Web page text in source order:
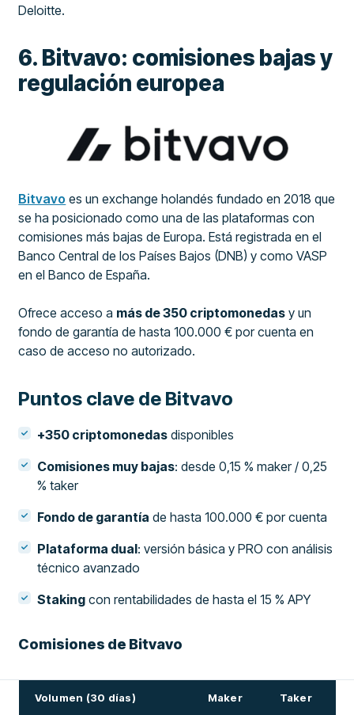
Deloitte.
6. Bitvavo: comisiones bajas y
regulación europea
Bitvavo es un exchange holandés fundado en 2018 que
se ha posicionado como una de las plataformas con
comisiones más bajas de Europa. Está registrada en el
Banco Central de los Países Bajos (DNB) y como VASP
en el Banco de España.
Ofrece acceso a más de 350 criptomonedas y un
fondo de garantía de hasta 100.000 € por cuenta en
caso de acceso no autorizado.
Puntos clave de Bitvavo
+350 criptomonedas disponibles
Comisiones muy bajas: desde 0,15 % maker / 0,25
% taker
Fondo de garantía de hasta 100.000 € por cuenta
Plataforma dual: versión básica y PRO con análisis
técnico avanzado
Staking con rentabilidades de hasta el 15 % APY
Comisiones de Bitvavo
Volumen (30 días) Maker Taker